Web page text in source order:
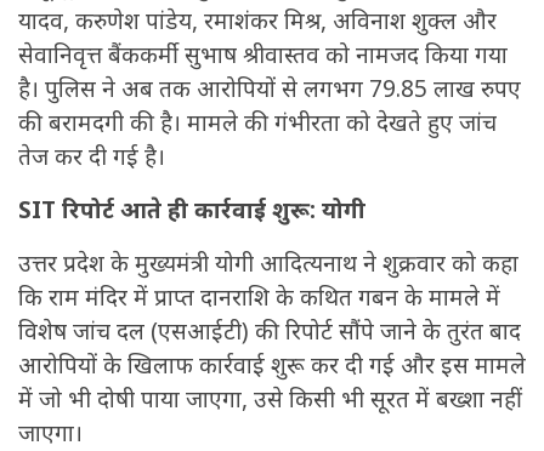
यादव, करुणेश पांडेय, रमाशंकर मिश्र, अविनाश शुक्ल और
सेवानिवृत्त बैंककर्मी सुभाष श्रीवास्तव को नामजद किया गया
है। पुलिस ने अब तक आरोपियों से लगभग 79.85 लाख रुपए
की बरामदगी की है। मामले की गंभीरता को देखते हुए जांच
तेज कर दी गई है।
SIT रिपोर्ट आते ही कार्रवाई शुरू: योगी
उत्तर प्रदेश के मुख्यमंत्री योगी आदित्यनाथ ने शुक्रवार को कहा
कि राम मंदिर में प्राप्त दानराशि के कथित गबन के मामले में
विशेष जांच दल (एसआईटी) की रिपोर्ट सौंपे जाने के तुरंत बाद
आरोपियों के खिलाफ कार्रवाई शुरू कर दी गई और इस मामले
में जो भी दोषी पाया जाएगा, उसे किसी भी सूरत में बख्शा नहीं
जाएगा।